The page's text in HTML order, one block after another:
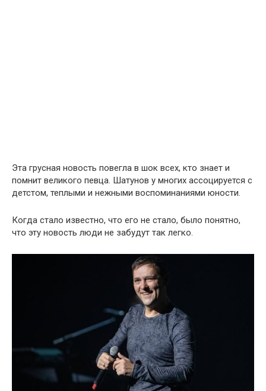
Эта грусная новость повегла в шок всех, кто знает и
помнит великого певца. Шатунов у многих ассоцируется с
детстом, теплыми и нежными воспоминаниями юности.
Когда стало известно, что его не стало, было понятно,
что эту новость люди не забудут так легко.